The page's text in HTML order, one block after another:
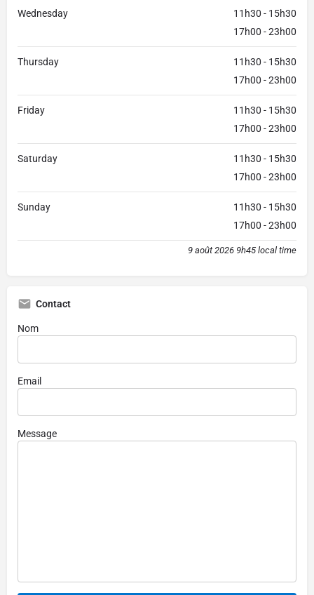
Wednesday
11h30 - 15h30
17h00 - 23h00
Thursday
11h30 - 15h30
17h00 - 23h00
Friday
11h30 - 15h30
17h00 - 23h00
Saturday
11h30 - 15h30
17h00 - 23h00
Sunday
11h30 - 15h30
17h00 - 23h00
9 août 2026 9h45 local time
Contact
Nom
Email
Message